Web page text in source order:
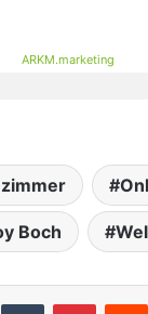
ARKM.marketing
Boch